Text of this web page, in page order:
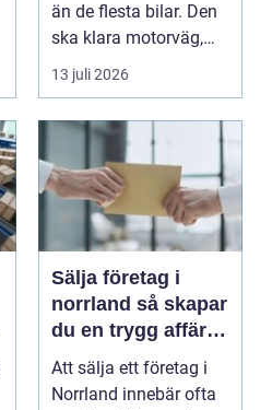
än de flesta bilar. Den
ska klara motorväg,
stadstrafik, gru...
13 juli 2026
Sälja företag i
norrland så skapar
du en trygg affär
från start till mål
Att sälja ett företag i
Norrland innebär ofta